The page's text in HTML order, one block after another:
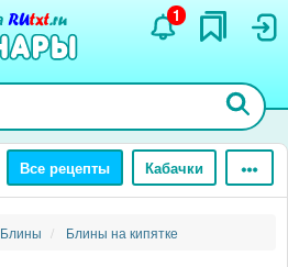
1
Все рецепты Кабачки
Блины Блины на кипятке